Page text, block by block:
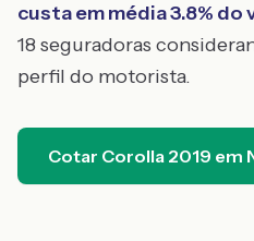
custa em média3.8% do
18 seguradoras
perfil do motorista.
Cotar Corolla 2019 em